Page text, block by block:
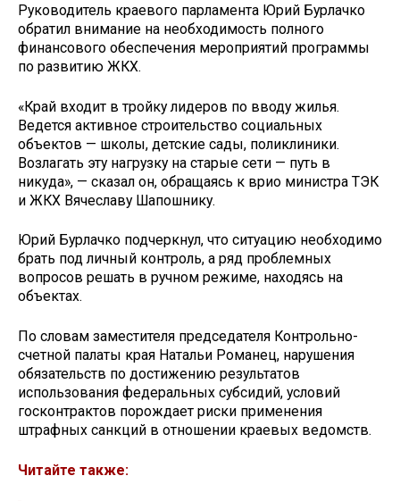
Руководитель краевого парламента Юрий Бурлачко
обратил внимание на необходимость полного
финансового обеспечения мероприятий программы
по развитию ЖКХ.
«Край входит в тройку лидеров по вводу жилья.
Ведется активное строительство социальных
объектов — школы, детские сады, поликлиники.
Возлагать эту нагрузку на старые сети — путь в
никуда», — сказал он, обращаясь к врио министра ТЭК
и ЖКХ Вячеславу Шапошнику.
Юрий Бурлачко подчеркнул, что ситуацию необходимо
брать под личный контроль, а ряд проблемных
вопросов решать в ручном режиме, находясь на
объектах.
По словам заместителя председателя Контрольно-
счетной палаты края Натальи Романец, нарушения
обязательств по достижению результатов
использования федеральных субсидий, условий
госконтрактов порождает риски применения
штрафных санкций в отношении краевых ведомств.
Читайте также: